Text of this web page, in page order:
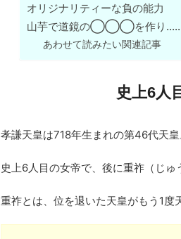
オリジナリティーな負の能力
山芋で道鏡の◯◯◯を作り
あわせて読みたい関連記事
史上6人
孝謙天皇は718年生まれの第46代天
史上6人目の女帝で、後に重祚（じ
重祚とは、位を退いた天皇がもう1度